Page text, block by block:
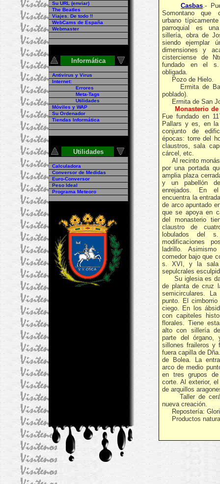
Su URL (enviar)
The Beatles
Viajes. De todo !!
WebCams de España
Webmaster
Informática
Antivirus y Virus
Internet:
Errores
Meta-Tags
Utilidades
Móviles y WAP
Su Ordenador
Tiendas Informática
Utilidades
Calculadora
Conversor de Medidas
Euro-Conversor
Peso Ideal
Programa Meteoro
Casbas.-
Somontano que
urbano
parroquial es
sillería, obra de
siendo ejemplar
dimensiones y
cisterciense de
fundado en el
obligada.
Pozo de Hielo.
Ermita de
poblado).
Ermita de San
Monasterio
Fue fundado en
Pallars y es, en la
conjunto de
épocas: torre del
claustros, sala
cárcel, etc.
Al recinto
por una portada
amplia plaza
y un pabellón
enrejados. En
encuentra la
de arco apuntado
que se apoya en
del monasterio
claustro de
lobulados del
modificaciones
ladrillo.
comedor bajo que
s. XVI, y la sala
sepulcrales
Su iglesia es
de planta de cruz
semicirculares.
punto. El cimborrio
ciego. En los
con capiteles
florales. Tiene
alto con sillería
parte del
sillones fraileros y
fuera capilla de
de Bolea. La
arco de medio
en tres grupos
corte. Al exterior,
de arquillos
Taller de
nueva creación.
Repostería:
Productos